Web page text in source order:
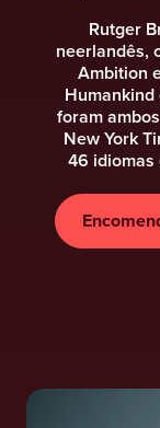
Rutger
neerlandês,
Ambition
foram
New York
46 idiomas